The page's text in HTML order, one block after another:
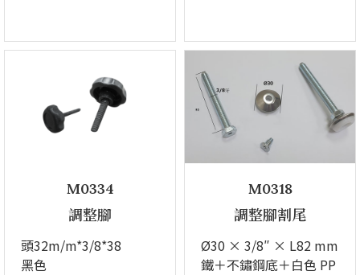
M0334
調整腳
頭32m/m*3/8*38
黑色
M0318
調整腳割尾
Ø30 × 3/8″ × L82 mm
鐵＋不鏽鋼底＋白色 PP